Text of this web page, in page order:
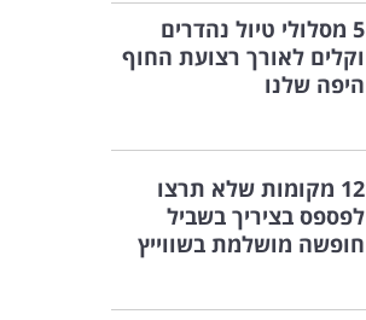
5 מסלולי טיול נהדרים
וקלים לאורך רצועת החוף
היפה שלנו
12 מקומות שלא תרצו
לפספס בציריך בשביל
חופשה מושלמת בשווייץ